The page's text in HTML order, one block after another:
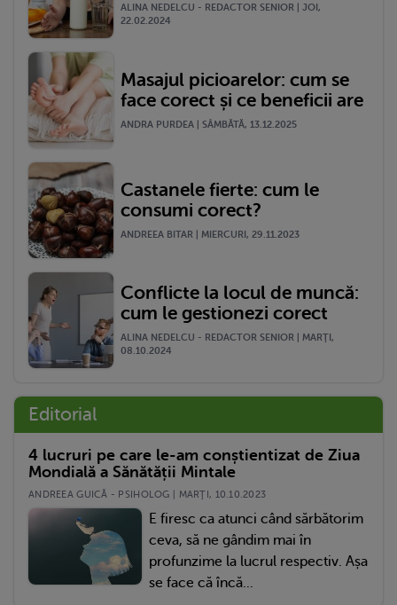
ALINA NEDELCU - REDACTOR SENIOR | JOI,
22.02.2024
Masajul picioarelor: cum se
face corect și ce beneficii are
ANDRA PURDEA | SÂMBĂTĂ, 13.12.2025
Castanele fierte: cum le
consumi corect?
ANDREEA BITAR | MIERCURI, 29.11.2023
Conflicte la locul de muncă:
cum le gestionezi corect
ALINA NEDELCU - REDACTOR SENIOR | MARŢI,
08.10.2024
Editorial
4 lucruri pe care le-am conștientizat de Ziua
Mondială a Sănătății Mintale
ANDREEA GUICĂ - PSIHOLOG | MARŢI, 10.10.2023
E firesc ca atunci când sărbătorim
ceva, să ne gândim mai în
profunzime la lucrul respectiv. Așa
se face că încă...